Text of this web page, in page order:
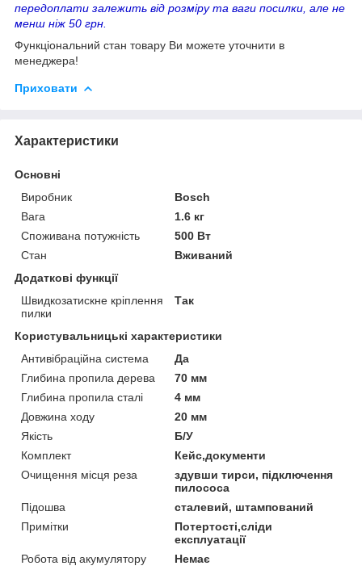
передоплати залежить від розміру та ваги посилки, але не
менш ніж 50 грн.
Функціональний стан товару Ви можете уточнити в
менеджера!
Приховати
Характеристики
Основні
Виробник
Bosch
Вага
1.6 кг
Споживана потужність
500 Вт
Стан
Вживаний
Додаткові функції
Швидкозатискне кріплення
пилки
Так
Користувальницькі характеристики
Антивібраційна система
Да
Глибина пропила дерева
70 мм
Глибина пропила сталі
4 мм
Довжина ходу
20 мм
Якість
Б/У
Комплект
Кейс,документи
Очищення місця реза
здувши тирси, підключення
пилососа
Підошва
сталевий, штампований
Примітки
Потертості,сліди
експлуатації
Робота від акумулятору
Немає